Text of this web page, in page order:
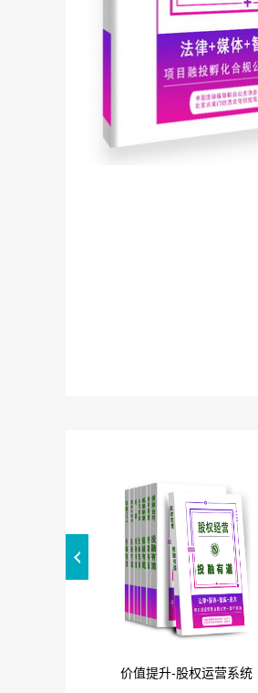
价值提升-股权运营系统